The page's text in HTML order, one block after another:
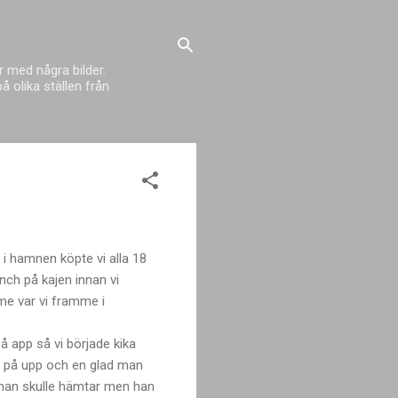
några bilder.
olika ställen från
hamnen köpte vi alla 18
på kajen innan vi
var vi framme i
app så vi började kika
upp och en glad man
skulle hämtar men han